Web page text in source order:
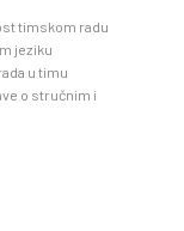
timskom radu
jeziku
u timu
o stručnim i